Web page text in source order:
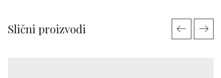
Slični proizvodi